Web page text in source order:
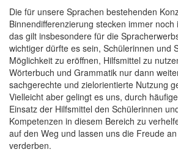
Die für unsere Sprachen bestehenden
Binnendifferenzierung stecken immer
das gilt insbesondere für die
wichtiger dürfte es sein, Schülerinnen und
Möglichkeit zu eröffnen, Hilfsmittel zu
Wörterbuch und Grammatik nur dann
sachgerechte und zielorientierte Nutzung
Vielleicht aber gelingt es uns, durch
Einsatz der Hilfsmittel den Schülerinnen
Kompetenzen in diesem Bereich zu
auf den Weg und lassen uns die Freude
verderben.